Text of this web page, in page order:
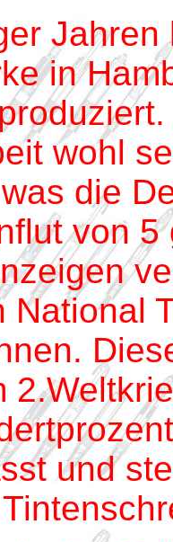
in
wohl
die
von
National
und